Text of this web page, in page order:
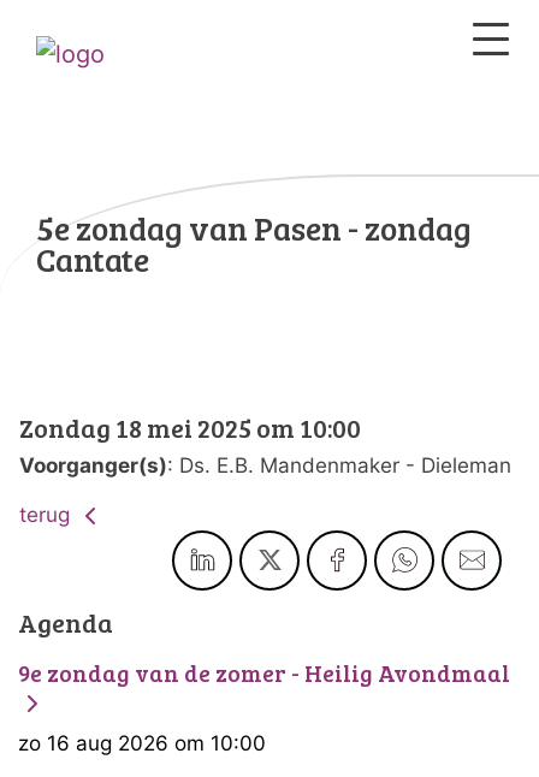
5e zondag van Pasen - zondag
Cantate
Zondag 18 mei 2025 om 10:00
Voorganger(s): Ds. E.B. Mandenmaker - Dieleman
terug
Agenda
9e zondag van de zomer - Heilig Avondmaal
zo 16 aug 2026 om 10:00